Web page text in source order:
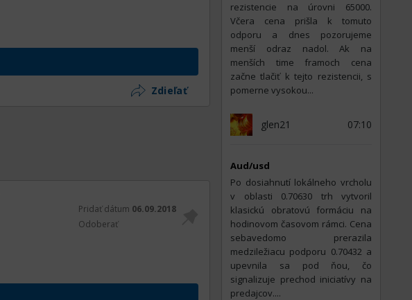
Zdieľať
Pridať dátum 06.09.2018
Odoberať
rezistencie na úrovni 65000.
Včera cena prišla k tomuto
odporu a dnes pozorujeme
menší odraz nadol. Ak na
menších time framoch cena
začne tlačiť k tejto rezistencii, s
pomerne vysokou...
glen21 07:10
Aud/usd
Po dosiahnutí lokálneho vrcholu
v oblasti 0.70630 trh vytvoril
klasickú obratovú formáciu na
hodinovom časovom rámci. Cena
sebavedomo prerazila
medziležiacu podporu 0.70432 a
upevnila sa pod ňou, čo
signalizuje prechod iniciatívy na
predajcov....